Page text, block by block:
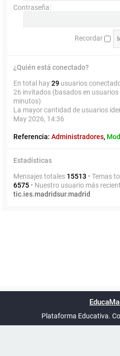
Contraseña:
Recordar
¿Quién está conectado?
En total hay29 usuarios
26 invitados (basados en
minutos)
La mayor cantidad de usuarios
May 2026, 14:36
Referencia: Administradores,
Estadísticas
Mensajes totales 15513 • Temas
6575 • Nuestro usuario más
tic.ies.madridsur.madrid
UTC+02:00
phpBB
Plataforma Educativa.